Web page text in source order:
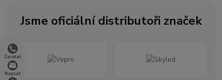
Zavolat
Napsat
Jsme oficiální distributoři značek